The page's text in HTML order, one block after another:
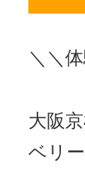
＼＼
大阪
ベリ